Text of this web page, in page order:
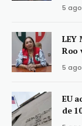
5
LEY
Roo
5
EU
de